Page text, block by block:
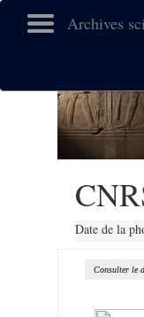
Archives
Date de la
Consulter le